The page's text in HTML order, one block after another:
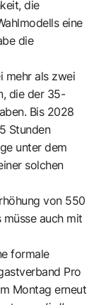
die
eine
die
mehr als zwei
die der 35-
Bis 2028
Stunden
unter dem
solchen
von 550
auch mit
formale
Pro
Montag erneut